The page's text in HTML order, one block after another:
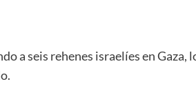
a seis rehenes israelíes en